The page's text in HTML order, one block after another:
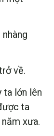
về.
ta lớn lên
ta
xưa.